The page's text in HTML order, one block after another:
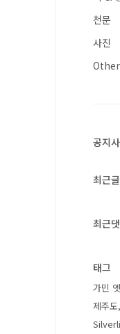
천문
사진
Other
공지
최근글
최근
태그
가민
제주도